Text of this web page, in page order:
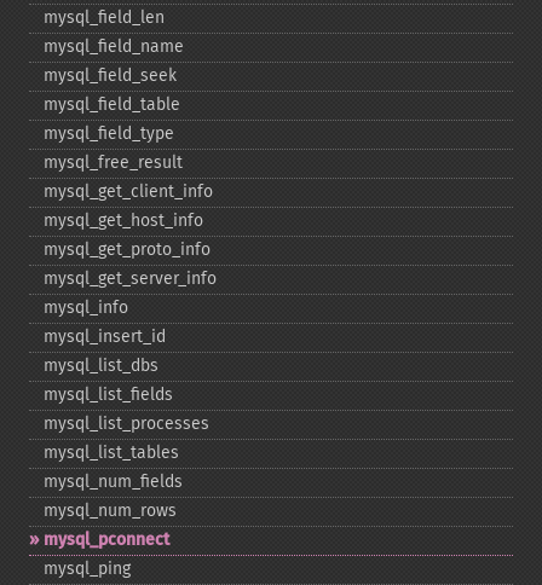
mysql_​field_​len
mysql_​field_​name
mysql_​field_​seek
mysql_​field_​table
mysql_​field_​type
mysql_​free_​result
mysql_​get_​client_​info
mysql_​get_​host_​info
mysql_​get_​proto_​info
mysql_​get_​server_​info
mysql_​info
mysql_​insert_​id
mysql_​list_​dbs
mysql_​list_​fields
mysql_​list_​processes
mysql_​list_​tables
mysql_​num_​fields
mysql_​num_​rows
mysql_​pconnect
mysql_​ping